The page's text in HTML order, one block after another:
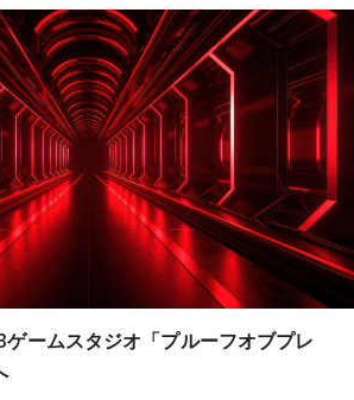
ームスタジオ「プルーフオブプレ